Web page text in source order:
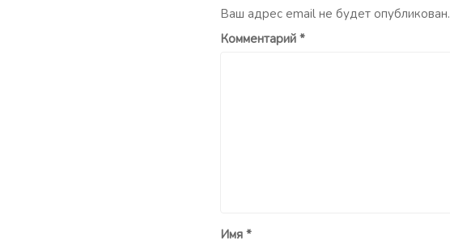
Ваш адрес email не будет опубликован.
Комментарий *
Имя *